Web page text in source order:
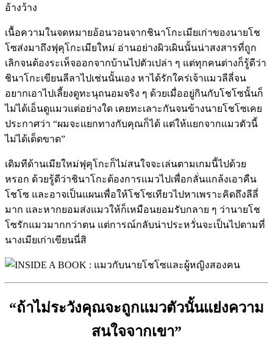
อ้างว้าง
เนื้อความในจดหมายอ้อนวอนจากชินาโกะเมียเก่าของนายโช
โซส่งมาถึงฟุคุโกะเมียใหม่ อ่านอย่างผิวเผินนั้นน่าสงสารที่ถูก
เลิกจนต้องระเห็จออกจากบ้านไปตัวเปล่า ๆ แต่ทุกคนต่างก็รู้ดีว่า
ชินาโกะเขียนลีลาไปเช่นนั้นเอง หาได้รักใคร่เจ้าแมวลีลี่จน
อยากเอาไปเลี้ยงดูทะนุถนอมจริง ๆ ด้วยเมื่ออยู่กินกับโชโซนั้นก็
ไม่ได้เอ็นดูแมวแต่อย่างใด เคยทะเลาะกันจนข้างนายโชโซเคย
ประกาศว่า “ผมจะแยกทางกับคุณก็ได้ แต่ให้แยกจากแมวตัวนี้
ไม่ได้เด็ดขาด”
เดิมทีด้านเมียใหม่ฟุคุโกะก็ไม่สนใจจะเล่นตามเกมนี้ไปด้วย
หรอก ด้วยรู้ดีว่าชินาโกะต้องการแมวไปเพื่อกลั่นแกล้งเอาคืน
โชโซ และอาจเป็นแผนเพื่อให้โชโซเทียวไปหาเพราะคิดถึงลีลี่
มาก และหากยอมส่งแมวให้ก็เหมือนยอมรับกลาย ๆ ว่านายโช
โซรักแมวมากกว่าตน แต่การณ์กลับน่าประหวั่นจะเป็นไปตามที่
นางเมียเก่าเขียนนี่สิ
“ถ้าไม่ระวังคุณจะถูกแมวตัวนั้นแย่งความ
สนใจจากเขา”